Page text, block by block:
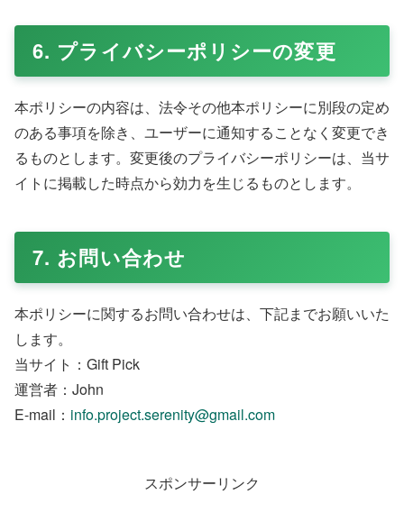
6. プライバシーポリシーの変更
本ポリシーの内容は、法令その他本ポリシーに別段の定め
のある事項を除き、ユーザーに通知することなく変更でき
るものとします。変更後のプライバシーポリシーは、当サ
イトに掲載した時点から効力を生じるものとします。
7. お問い合わせ
本ポリシーに関するお問い合わせは、下記までお願いいた
します。
当サイト：Gift Pick
運営者：John
E-mail： info.project.serenity@gmail.com
スポンサーリンク